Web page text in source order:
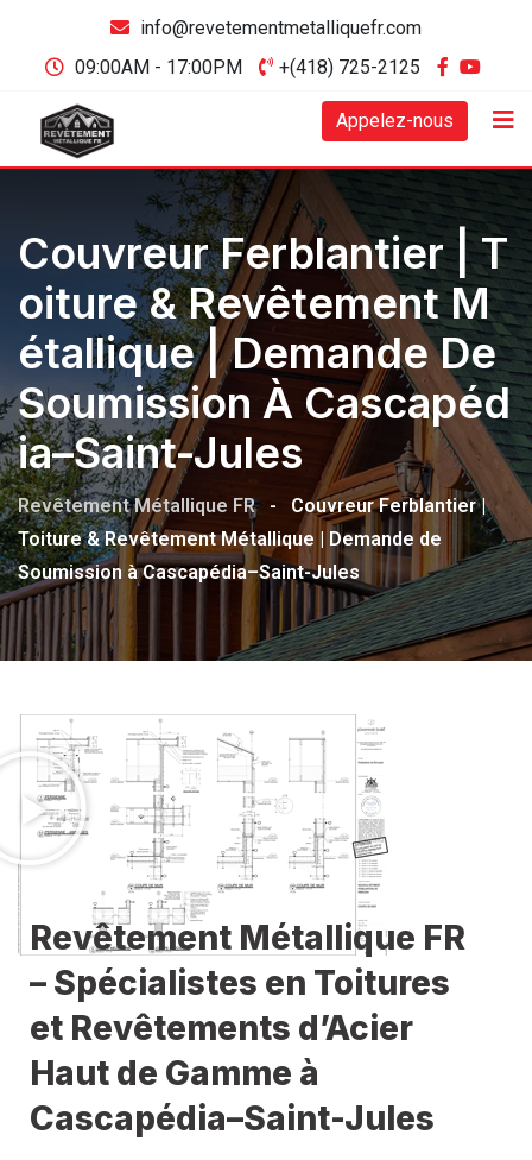
info@revetementmetalliquefr.com
09:00AM - 17:00PM
+(418) 725-2125
Appelez-nous
Couvreur Ferblantier | T
Oiture & Revêtement M
Étallique | Demande De
Soumission À Cascapéd
Ia–Saint-Jules
Revêtement Métallique FR -
Couvreur Ferblantier |
Toiture & Revêtement Métallique | Demande de
Soumission à Cascapédia–Saint-Jules
Revêtement Métallique FR
– Spécialistes en Toitures
et Revêtements d’Acier
Haut de Gamme à
Cascapédia–Saint-Jules